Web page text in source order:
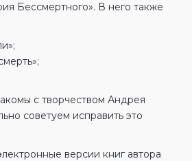
Бессмертного». В него также
с творчеством Андрея
советуем исправить это
версии книг автора